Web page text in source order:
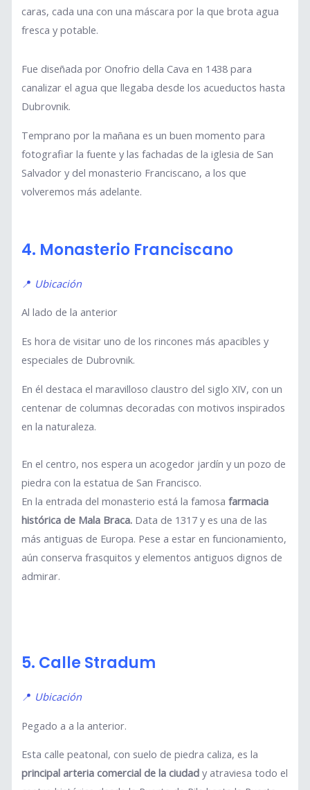
caras, cada una con una máscara por la que brota agua
fresca y potable.
Fue diseñada por Onofrio della Cava en 1438 para
canalizar el agua que llegaba desde los acueductos hasta
Dubrovnik.
Temprano por la mañana es un buen momento para
fotografiar la fuente y las fachadas de la iglesia de San
Salvador y del monasterio Franciscano, a los que
volveremos más adelante.
4. Monasterio Franciscano
📍 Ubicación
Al lado de la anterior
Es hora de visitar uno de los rincones más apacibles y
especiales de Dubrovnik.
En él destaca el maravilloso claustro del siglo XIV, con un
centenar de columnas decoradas con motivos inspirados
en la naturaleza.
En el centro, nos espera un acogedor jardín y un pozo de
piedra con la estatua de San Francisco.
En la entrada del monasterio está la famosafarmacia
histórica de Mala Braca. Data de 1317 y es una de las
más antiguas de Europa. Pese a estar en funcionamiento,
aún conserva frasquitos y elementos antiguos dignos de
admirar.
5. Calle Stradum
📍 Ubicación
Pegado a a la anterior.
Esta calle peatonal, con suelo de piedra caliza, es la
principal arteria comercial de la ciudad y atraviesa todo el